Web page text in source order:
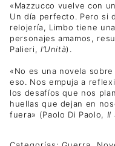
«Mazzucco vuelve con
Un día perfecto. Pero si
relojería, Limbo tiene
personajes amamos,
Palieri, l’Unità).
«No es una novela
eso. Nos empuja a
los desafíos que nos
huellas que dejan en
fuera» (Paolo Di Paolo, Il